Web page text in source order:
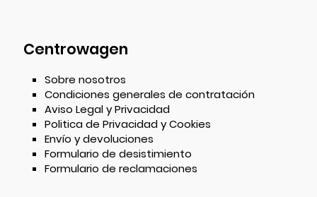
Centrowagen
Sobre nosotros
Condiciones generales de contratación
Aviso Legal y Privacidad
Politica de Privacidad y Cookies
Envío y devoluciones
Formulario de desistimiento
Formulario de reclamaciones